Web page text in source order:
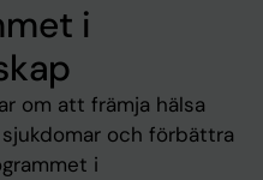
i
om att främja hälsa
och förbättra
i